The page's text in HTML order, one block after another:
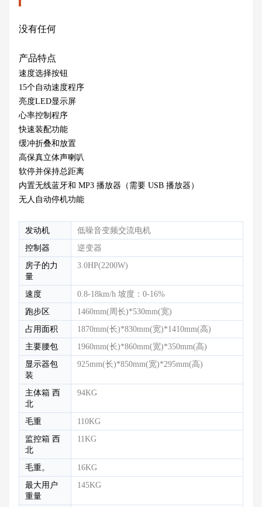
没有任何
产品特点
速度选择按钮
15个自动速度程序
亮度LED显示屏
心率控制程序
快速装配功能
缓冲折叠和放置
高保真立体声喇叭
软停并保持总距离
内置无线蓝牙和 MP3 播放器（需要 USB 播放器）
无人自动停机功能
发动机
低噪音变频交流电机
控制器
逆变器
房子的力
量
3.0HP(2200W)
速度
0.8-18km/h 坡度：0-16%
跑步区
1460mm(周长)*530mm(宽)
占用面积
1870mm(长)*830mm(宽)*1410mm(高)
主要腰包
1960mm(长)*860mm(宽)*350mm(高)
显示器包
装
925mm(长)*850mm(宽)*295mm(高)
主体箱 西
北
94KG
毛重
110KG
监控箱 西
北
11KG
毛重。
16KG
最大用户
重量
145KG